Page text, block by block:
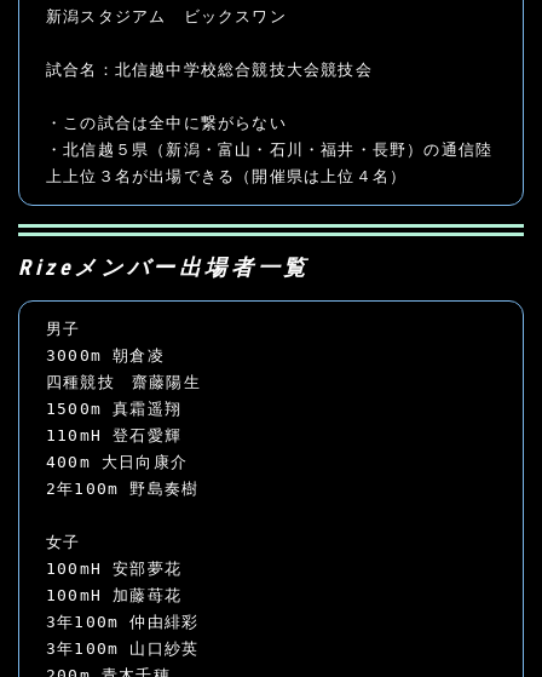
新潟スタジアム　ビックスワン
試合名：北信越中学校総合競技大会競技会
・この試合は全中に繋がらない
・北信越５県（新潟・富山・石川・福井・長野）の通信陸
上上位３名が出場できる（開催県は上位４名）
Rizeメンバー出場者一覧
男子
3000m 朝倉凌
四種競技　齋藤陽生
1500m 真霜遥翔
110mH 登石愛輝
400m 大日向康介
2年100m 野島奏樹
女子
100mH 安部夢花
100mH 加藤苺花
3年100m 仲由緋彩
3年100m 山口紗英